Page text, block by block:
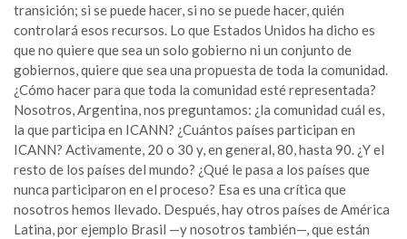
transición; si se puede hacer, si no se puede hacer, quién
controlará esos recursos. Lo que Estados Unidos ha dicho es
que no quiere que sea un solo gobierno ni un conjunto de
gobiernos, quiere que sea una propuesta de toda la comunidad.
¿Cómo hacer para que toda la comunidad esté representada?
Nosotros, Argentina, nos preguntamos: ¿la comunidad cuál es,
la que participa en ICANN? ¿Cuántos países participan en
ICANN? Activamente, 20 o 30 y, en general, 80, hasta 90. ¿Y el
resto de los países del mundo? ¿Qué le pasa a los países que
nunca participaron en el proceso? Esa es una crítica que
nosotros hemos llevado. Después, hay otros países de América
Latina, por ejemplo Brasil —y nosotros también—, que están